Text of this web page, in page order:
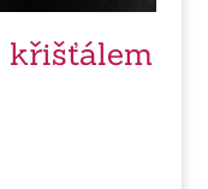
křišťálem